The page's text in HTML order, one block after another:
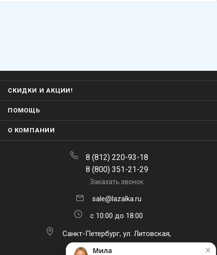
СКИДКИ И АКЦИИ!
ПОМОЩЬ
О КОМПАНИИ
8 (812) 220-93-18
8 (800) 351-21-29
Заказать звонок
sale@lazalka.ru
с 10:00 до 18:00
Санкт-Петербург, ул. Литовская,
×
Мила